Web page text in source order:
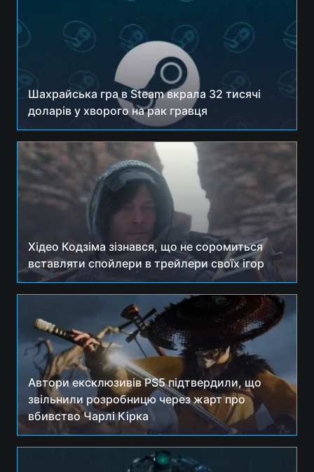
Шахрайська гра в Steam вкрала 32 тисячі
доларів у хворого на рак гравця
Хідео Кодзіма зізнався, що не соромиться
вставляти спойлери в трейлери своїх ігор
Автори ексклюзивів PS5 підтвердили, що
звільнили розробницю через жарт про
вбивство Чарлі Кірка